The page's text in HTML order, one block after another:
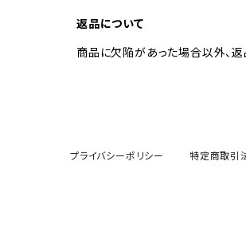
返品について
商品に欠陥があった場合以外、返
プライバシーポリシー 特定商取引